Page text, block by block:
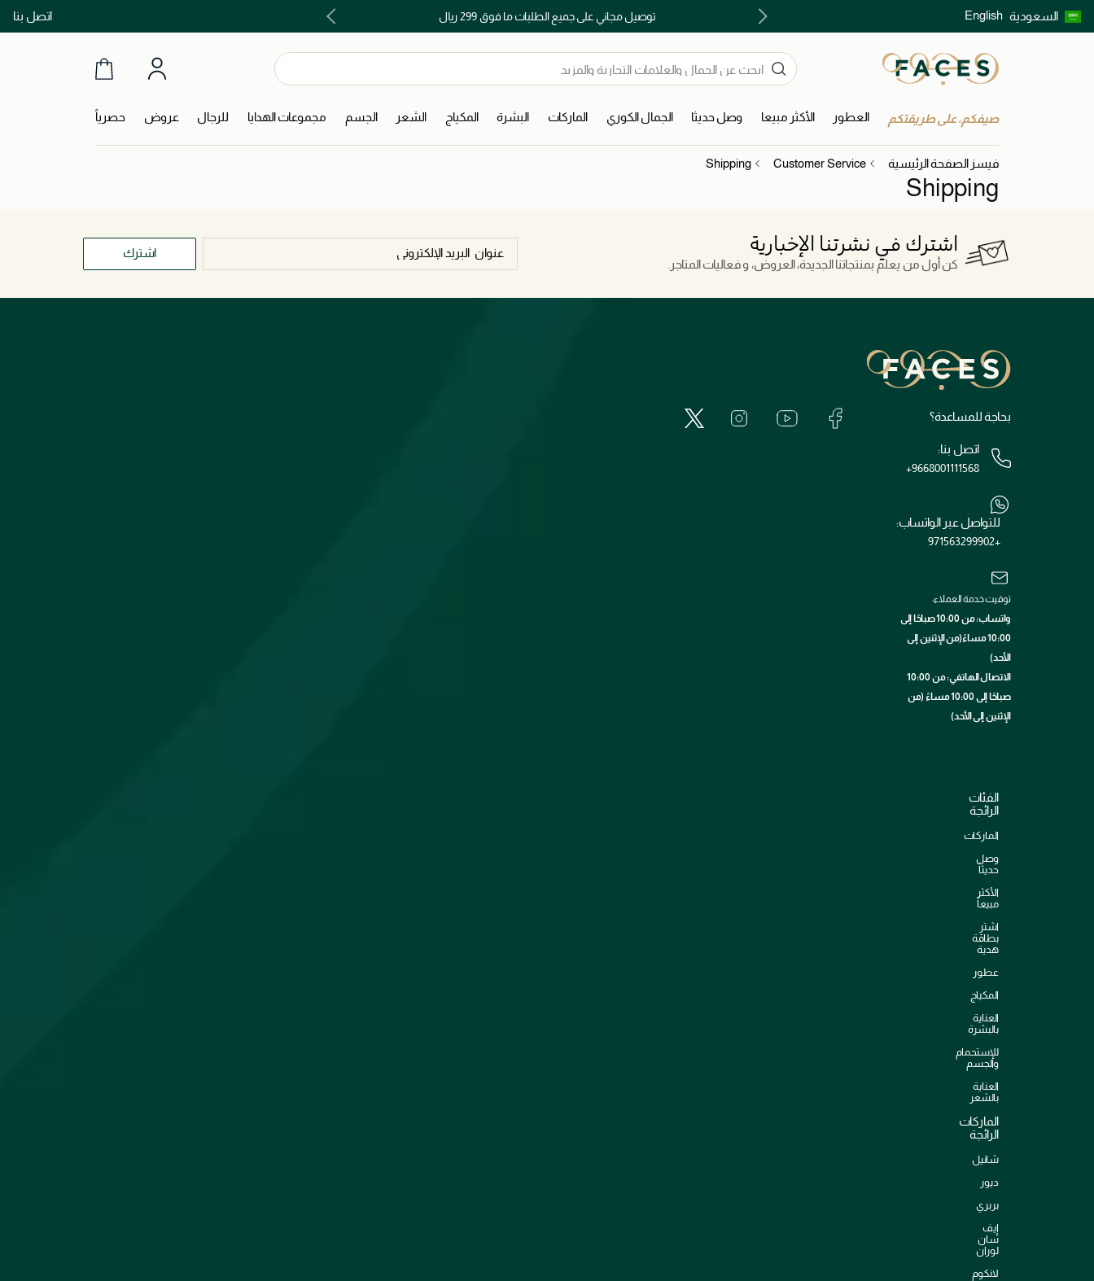
السعودية English اتصل بنااشتري الآن و ادفع لاحقاً مع تابي و تمارا! توصيل مجاني على جميع الطلبات ما فوق 299 ريال اكتشفوا خدمات الجمال المختارة بعناية
صيفكم، على طريقتكم العطور الأكثر مبيعا وصل حديثا الجمال الكوري الماركات البشرة المكياج الشعر الجسم مجموعات الهدايا للرجال عروض حصرياً
فيسز الصفحة الرئيسية Customer Service
Shipping
Shipping
اشترك في نشرتنا الإخبارية
كن أول من يعلم بمنتجاتنا الجديدة، العروض، و فعاليات المتاجر.
اشترك
بحاجة للمساعدة؟
اتصل بنا:
+9668001111568
للتواصل عبر الواتساب:
+971563299902
توقيت خدمة العملاء:
واتساب: من 10:00 صباحًا إلى
10:00 مساءً(من الإثنين إلى
الأحد)
الاتصال الهاتفي: من 10:00
صباحًا إلى 10:00 مساءً (من
الإثنين إلى الأحد)
الفئات
الرائجة
الماركات
وصل
حديثاً
الأكثر
مبيعاً
اشترِ
بطاقة
هدية
عطور
المكياج
العناية
بالبشرة
للإستحمام
والجسم
العناية
بالشعر
الماركات
الرائجة
شانيل
ديور
بربري
إيف
سان
لوران
لانكوم